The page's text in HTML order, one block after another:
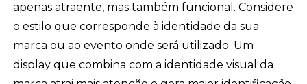
apenas atraente, mas também funcional. Considere
o estilo que corresponde à identidade da sua
marca ou ao evento onde será utilizado. Um
display que combina com a identidade visual da